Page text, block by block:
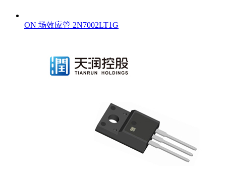
ON 场效应管 2N7002LT1G